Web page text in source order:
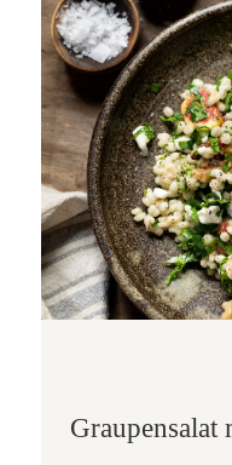
Graupensalat